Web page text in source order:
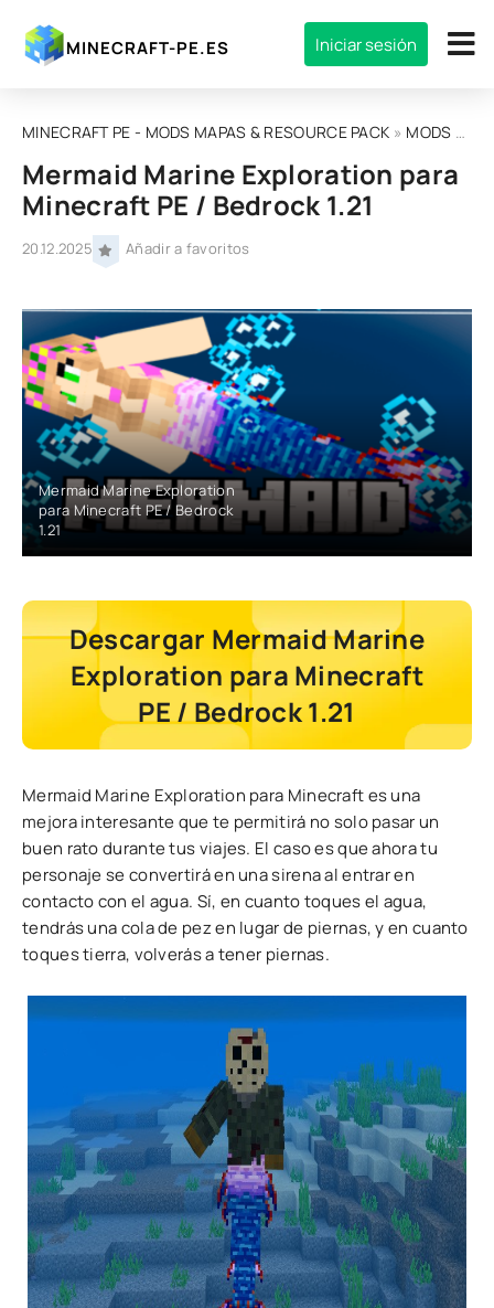
MINECRAFT-PE.ES Iniciar sesión
MINECRAFT PE - MODS MAPAS & RESOURCE PACK » MODS
Mermaid Marine Exploration para
Minecraft PE / Bedrock 1.21
20.12.2025 Añadir a favoritos
Mermaid Marine Exploration
para Minecraft PE / Bedrock
1.21
Descargar Mermaid Marine
Exploration para Minecraft
PE / Bedrock 1.21
Mermaid Marine Exploration para Minecraft es una
mejora interesante que te permitirá no solo pasar un
buen rato durante tus viajes. El caso es que ahora tu
personaje se convertirá en una sirena al entrar en
contacto con el agua. Sí, en cuanto toques el agua,
tendrás una cola de pez en lugar de piernas, y en cuanto
toques tierra, volverás a tener piernas.